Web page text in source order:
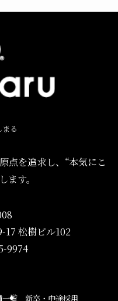
る
点を追求し、“本気にこ
ます。
17 松樹ビル102
9974
一覧 新卒・中途採用